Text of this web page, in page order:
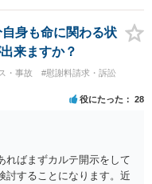
思われます。
身も命に関わる状
来ますか？
・事故
#慰謝料請求・訴訟
役にたった 28
ればまずカルテ開示をして
討することになります。近